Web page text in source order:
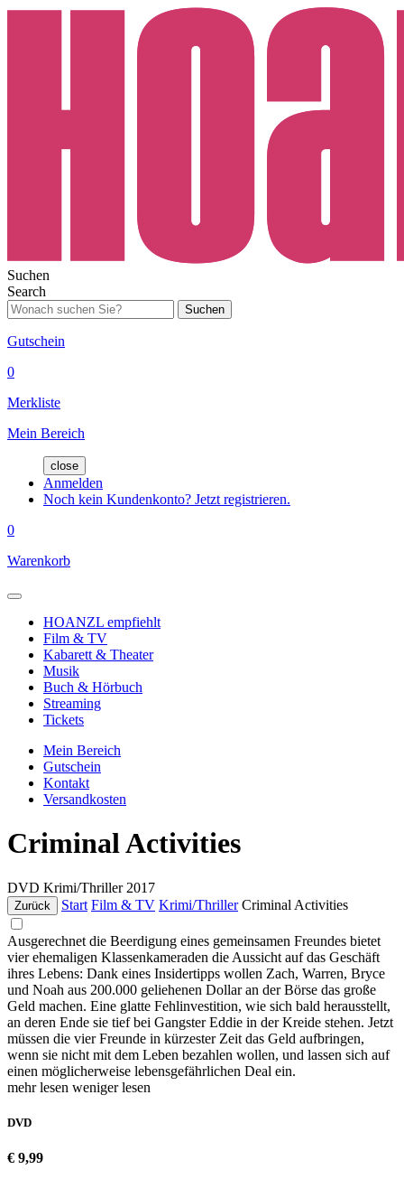
Suchen
Search
Suchen
Gutschein
0
Merkliste
Mein Bereich
close
Anmelden
Noch kein Kundenkonto? Jetzt registrieren.
0
Warenkorb
HOANZL empfiehlt
Film & TV
Kabarett & Theater
Musik
Buch & Hörbuch
Streaming
Tickets
Mein Bereich
Gutschein
Kontakt
Versandkosten
Criminal Activities
DVD Krimi/Thriller 2017
Zurück Start Film & TV Krimi/Thriller Criminal Activities
Ausgerechnet die Beerdigung eines gemeinsamen Freundes bietet
vier ehemaligen Klassenkameraden die Aussicht auf das Geschäft
ihres Lebens: Dank eines Insidertipps wollen Zach, Warren, Bryce
und Noah aus 200.000 geliehenen Dollar an der Börse das große
Geld machen. Eine glatte Fehlinvestition, wie sich bald herausstellt,
an deren Ende sie tief bei Gangster Eddie in der Kreide stehen. Jetzt
müssen die vier Freunde in kürzester Zeit das Geld aufbringen,
wenn sie nicht mit dem Leben bezahlen wollen, und lassen sich auf
einen möglicherweise lebensgefährlichen Deal ein.
mehr lesen weniger lesen
DVD
€ 9,99